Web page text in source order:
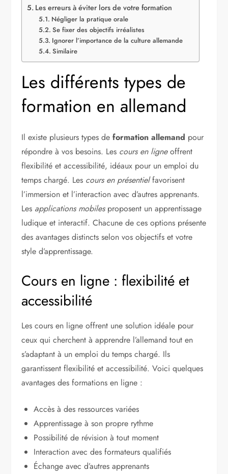
Les erreurs à éviter lors de votre formation
Négliger la pratique orale
Se fixer des objectifs irréalistes
Ignorer l’importance de la culture allemande
Similaire
Les différents types de
formation en allemand
Il existe plusieurs types deformation allemand pour
répondre à vos besoins. Les cours en ligneoffrent
flexibilité et accessibilité, idéaux pour un emploi du
temps chargé. Les cours en présentielfavorisent
l’immersion et l’interaction avec d’autres apprenants.
Les applications mobilesproposent un apprentissage
ludique et interactif. Chacune de ces options présente
des avantages distincts selon vos objectifs et votre
style d’apprentissage.
Cours en ligne : flexibilité et
accessibilité
Les cours en ligne offrent une solution idéale pour
ceux qui cherchent à apprendre l’allemand tout en
s’adaptant à un emploi du temps chargé. Ils
garantissent flexibilité et accessibilité. Voici quelques
avantages des formations en ligne :
Accès à des ressources variées
Apprentissage à son propre rythme
Possibilité de révision à tout moment
Interaction avec des formateurs qualifiés
Échange avec d’autres apprenants